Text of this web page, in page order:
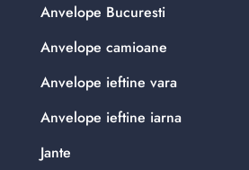
Anvelope Bucuresti
Anvelope camioane
Anvelope ieftine vara
Anvelope ieftine iarna
Jante